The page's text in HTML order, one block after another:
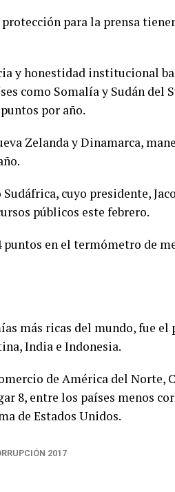
para la prensa
y honestidad institucional
como Somalía y Sudán del
por año.
Zelanda y Dinamarca,
cuyo presidente,
públicos este febrero.
puntos en el termómetro de
más ricas del mundo, fue el
India e Indonesia.
de América del Norte,
8, entre los países menos
de Estados Unidos.
2017